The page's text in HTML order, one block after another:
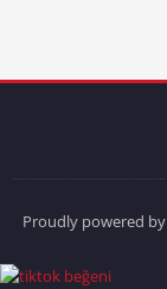
Proudly powered by